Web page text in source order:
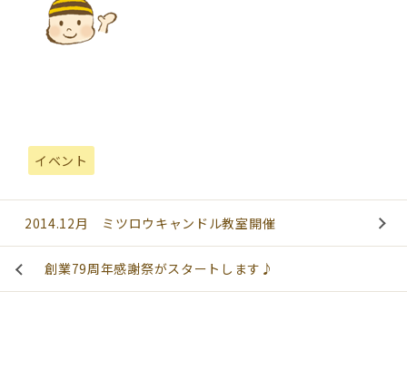
イベント
2014.12月 ミツロウキャンドル教室開催
創業79周年感謝祭がスタートします♪